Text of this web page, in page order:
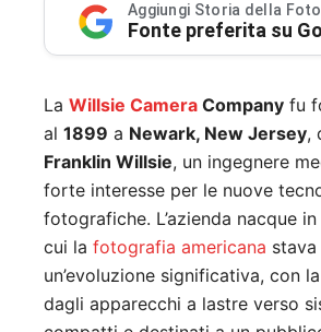
Aggiungi Storia della
Fonte preferita su
La Willsie Camera Company fu
al 1899 a Newark, New Jersey,
Franklin Willsie, un ingegnere
forte interesse per le nuove
fotografiche. L’azienda nacque
cui la fotografia americana
un’evoluzione significativa, con
dagli apparecchi a lastre verso